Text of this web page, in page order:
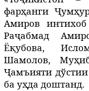
фарҳанги
Амиров
Раҷабмад
Ёқубова,
Шамолов,
Ҷамъияти дўстии
ба уҳда доштанд.